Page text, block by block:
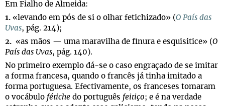
Em Fialho de Almeida:
1. «levando em pós de si o olhar fetichizado» (O País das
Uvas, pág. 214);
2. «as mãos — uma maravilha de finura e esquisitice» (O
País das Uvas, pág. 140).
No primeiro exemplo dá-se o caso engraçado de se imitar
a forma francesa, quando o francês já tinha imitado a
forma portuguesa. Efectivamente, os franceses tomaram
o vocábulo fétiche do português feitiço; e é na verdade